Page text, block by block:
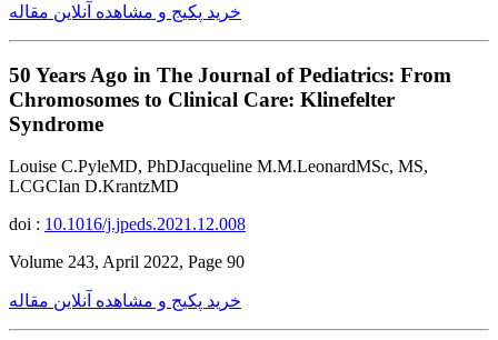
خرید پکیج و مشاهده آنلاین مقاله
50 Years Ago in The Journal of Pediatrics: From
Chromosomes to Clinical Care: Klinefelter
Syndrome
Louise C.PyleMD, PhDJacqueline M.M.LeonardMSc, MS,
LCGCIan D.KrantzMD
doi : 10.1016/j.jpeds.2021.12.008
Volume 243, April 2022, Page 90
خرید پکیج و مشاهده آنلاین مقاله